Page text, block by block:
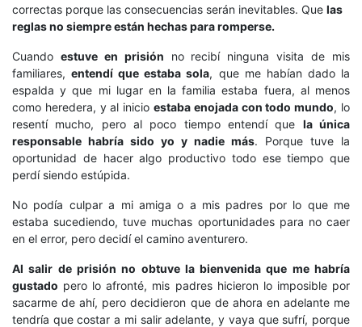
correctas porque las consecuencias serán inevitables. Que las
reglas no siempre están hechas para romperse.
Cuando estuve en prisión no recibí ninguna visita de mis
familiares,entendí que estaba sola, que me habían dado la
espalda y que mi lugar en la familia estaba fuera, al menos
como heredera, y al inicio estaba enojada con todo mundo, lo
resentí mucho, pero al poco tiempo entendí que la única
responsable habría sido yo y nadie más. Porque tuve la
oportunidad de hacer algo productivo todo ese tiempo que
perdí siendo estúpida.
No podía culpar a mi amiga o a mis padres por lo que me
estaba sucediendo, tuve muchas oportunidades para no caer
en el error, pero decidí el camino aventurero.
Al salir de prisión no obtuve la bienvenida que me habría
gustado pero lo afronté, mis padres hicieron lo imposible por
sacarme de ahí, pero decidieron que de ahora en adelante me
tendría que costar a mi salir adelante, y vaya que sufrí, porque